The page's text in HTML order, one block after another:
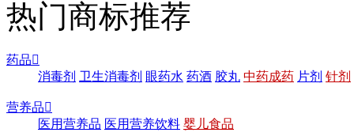
热门商标推荐
药品
消毒剂 卫生消毒剂 眼药水 药酒 胶丸 中药成药 片剂 针剂
营养品
医用营养品 医用营养饮料 婴儿食品